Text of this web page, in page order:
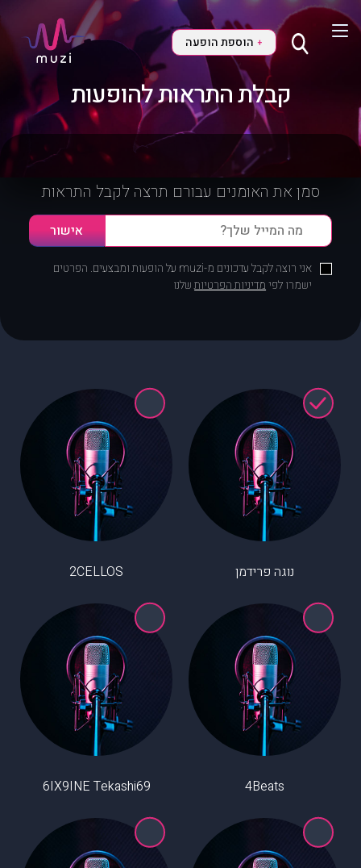
+ הוספת הופעה
קבלת התראות להופעות
סמן את האומנים עבורם תרצה לקבל התראות
אני רוצה לקבל עדכונים מ-muzi על הופעות ומבצעים. הפרטים
ישמרו לפימדיניות הפרטיותשלנו
נוגה פרידמן 2CELLOS
4Beats
6IX9INE Tekashi69